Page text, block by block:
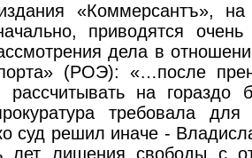
«Коммерсантъ»,
приводятся
дела в
(РОЭ): «…после
рассчитывать на гораздо
требовала для
суд решил иначе -
лет лишения свободы с